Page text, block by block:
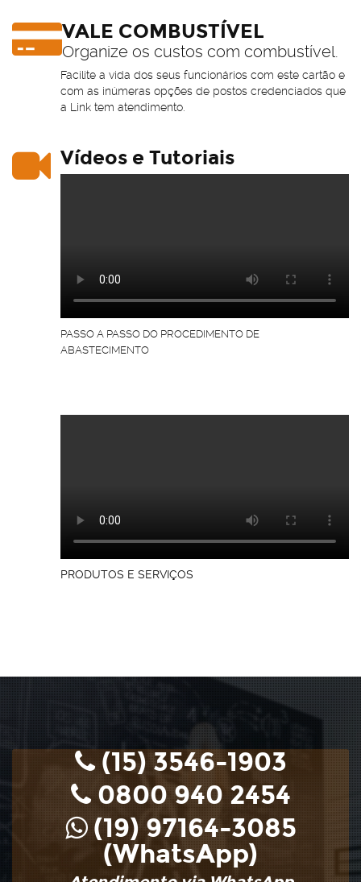
VALE COMBUSTÍVEL
Organize os custos com combustível.
Facilite a vida dos seus funcionários com este cartão e
com as inúmeras opções de postos credenciados que
a Link tem atendimento.
Vídeos e Tutoriais
PASSO A PASSO DO PROCEDIMENTO DE
ABASTECIMENTO
PRODUTOS E SERVIÇOS
(15) 3546-1903
0800 940 2454
(19) 97164-3085
(WhatsApp)